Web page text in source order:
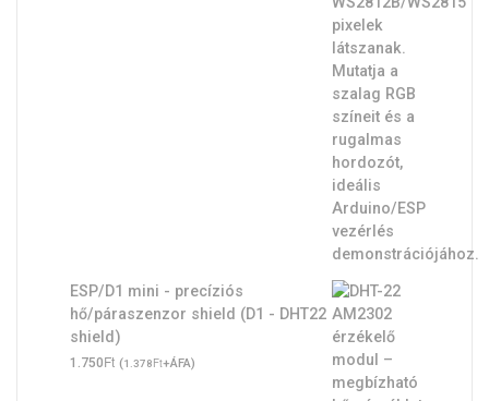
ESP/D1 mini - precíziós
hő/páraszenzor shield (D1 - DHT22
shield)
1.750Ft (1.378Ft+ÁFA)